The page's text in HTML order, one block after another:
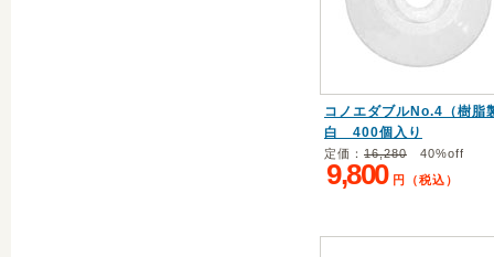
コノエダブルNo.4（樹脂
白 400個入り
定価： 16,280 40%off
9,800 円（税込）